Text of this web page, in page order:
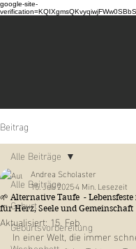
google-site-
Beitrag
Alle Beiträge
Geburt
Geburtsvorbereitung
Alle Beiträge
🌱 Alternative Taufe -
für Herz, Seele und Gemeinschaft
Andrea Scholaster
15. Juli 20254 Min. Lesezeit
Aktualisiert: 15. Feb.
In einer Welt, die immer